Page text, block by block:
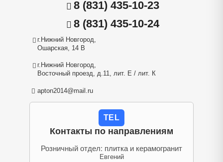
8 (831) 435-10-23
8 (831) 435-10-24
г.Нижний Новгород,
Ошарская, 14 В
г.Нижний Новгород,
Восточный проезд, д.11, лит. Е / лит. К
apton2014@mail.ru
TEL
Контакты по направлениям
Розничный отдел: плитка и керамогранит
Евгений